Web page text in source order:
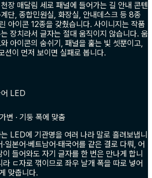
장 매달림 세로 패널에 들어가는 길 안내 콘텐
단, 종합민원실, 화장실, 안내데스크 등 8종
아이콘 12종을 갖췄습니다. 사이니지는 작품
장치라서 글자는 절대 움직이지 않습니다. 움
아이콘의 숨쉬기, 패널을 훑는 빛 셋뿐이고,
션이 먼저 보이면 실패로 봅니다.
어 LED
가변 · 기둥 폭에 맞춤
LED에 기관명을 여러 나라 말로 흘려보냅니
·일본어·베트남어·태국어를 같은 결로 다뤄, 어
들어와도 자기 글자를 한 번은 만나게 합니
ㄷ자로 꺾이므로 좌우 날개 폭을 따로 넣어
맞춥니다.